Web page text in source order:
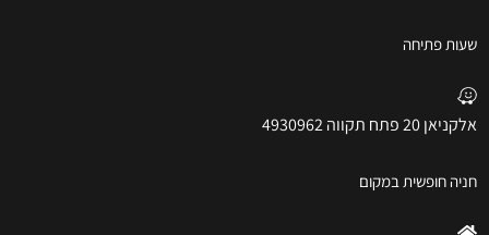
שעות פתיחה
אלקניאן 20 פתח תקווה 4930962
חניה חופשית במקום